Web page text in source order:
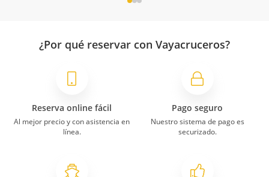
¿Por qué reservar con Vayacruceros?
Reserva online fácil
Al mejor precio y con asistencia en
línea.
Pago seguro
Nuestro sistema de pago es
securizado.